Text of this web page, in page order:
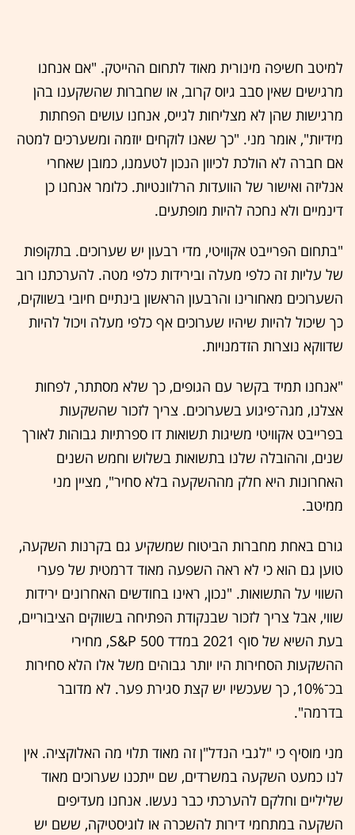
למיטב חשיפה מינורית מאוד לתחום ההייטק. "אם אנחנו
מרגישים שאין סבב גיוס קרוב, או שחברות שהשקענו בהן
מרגישות שהן לא מצליחות לגייס, אנחנו עושים הפחתות
מידיות", אומר מני. "כך שאנו לוקחים יוזמה ומשערכים למטה
אם חברה לא הולכת לכיוון הנכון לטעמנו, כמובן שאחרי
אנליזה ואישור של הוועדות הרלוונטיות. כלומר אנחנו כן
דינמיים ולא נחכה להיות מופתעים.
"בתחום הפרייבט אקוויטי, מדי רבעון יש שערוכים. בתקופות
של עליות זה כלפי מעלה ובירידות כלפי מטה. להערכתנו רוב
השערוכים מאחורינו והרבעון הראשון בינתיים חיובי בשווקים,
כך שיכול להיות שיהיו שערוכים אף כלפי מעלה ויכול להיות
שדווקא נוצרות הזדמנויות.
"אנחנו תמיד בקשר עם הגופים, כך שלא מסתתר, לפחות
אצלנו, מגה־פיגוע בשערוכים. צריך לזכור שהשקעות
בפרייבט אקוויטי משיגות תשואות דו ספרתיות גבוהות לאורך
שנים, וההובלה שלנו בתשואות בשלוש וחמש השנים
האחרונות היא חלק מההשקעה בלא סחיר", מציין מני
ממיטב.
גורם באחת מחברות הביטוח שמשקיע גם בקרנות השקעה,
טוען גם הוא כי לא ראה השפעה מאוד דרמטית של פערי
השווי על התשואות. "נכון, ראינו בחודשים האחרונים ירידות
שווי, אבל צריך לזכור שבנקודת הפתיחה בשווקים הציבוריים,
בעת השיא של סוף 2021 במדד S&P 500, מחירי
ההשקעות הסחירות היו יותר גבוהים משל אלו הלא סחירות
בכ־10%, כך שעכשיו יש קצת סגירת פער. לא מדובר
בדרמה".
מני מוסיף כי "לגבי הנדל"ן זה מאוד תלוי מה האלוקציה. אין
לנו כמעט השקעה במשרדים, שם ייתכנו שערוכים מאוד
שליליים וחלקם להערכתי כבר נעשו. אנחנו מעדיפים
השקעה במתחמי דירות להשכרה או לוגיסטיקה, ששם יש